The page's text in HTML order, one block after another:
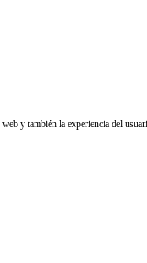
y también la experiencia del